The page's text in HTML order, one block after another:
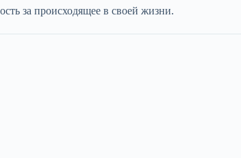
за происходящее в своей жизни.